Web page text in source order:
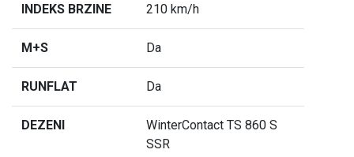
INDEKS BRZINE 210 km/h
M+S Da
RUNFLAT Da
DEZENI
WinterContact TS 860 S
SSR